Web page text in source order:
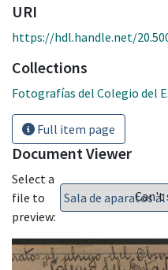
URI
https://hdl.handle.net/
Collections
Fotografías del Colegio del
Full item page
Document Viewer
Select a
file to
preview:
Can't